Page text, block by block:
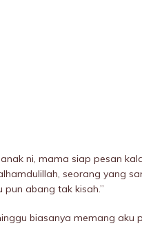
ni, mama siap pesan
seorang yang
pun abang tak kisah.”
biasanya memang aku